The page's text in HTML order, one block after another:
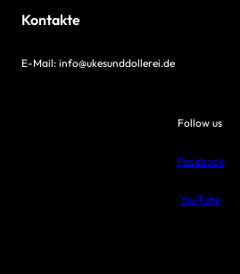
Kontakte
E-Mail: info@ukesunddollerei.de
Follow us
Facebook
YouTube